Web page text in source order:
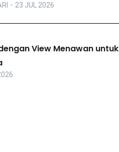
・23 JUL 2026
View Menawan untuk